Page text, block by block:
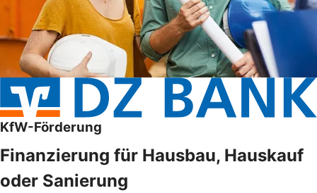
KfW-Förderung
Finanzierung für Hausbau, Hauskauf
oder Sanierung